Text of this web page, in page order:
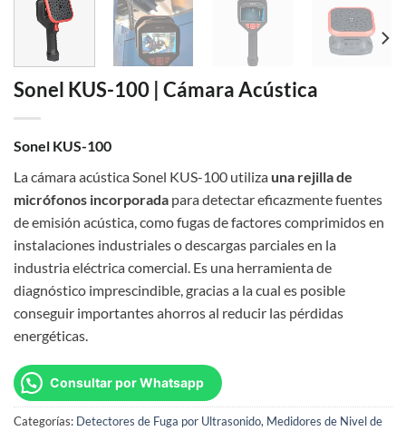
Sonel KUS-100 | Cámara Acústica
Sonel KUS-100
La cámara acústica Sonel KUS-100 utiliza una rejilla de
micrófonos incorporada para detectar eficazmente fuentes
de emisión acústica, como fugas de factores comprimidos en
instalaciones industriales o descargas parciales en la
industria eléctrica comercial. Es una herramienta de
diagnóstico imprescindible, gracias a la cual es posible
conseguir importantes ahorros al reducir las pérdidas
energéticas.
Consultar por Whatsapp
Categorías: Detectores de Fuga por Ultrasonido, Medidores de Nivel de